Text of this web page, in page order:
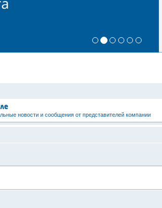
новости и сообщения от представителей компании